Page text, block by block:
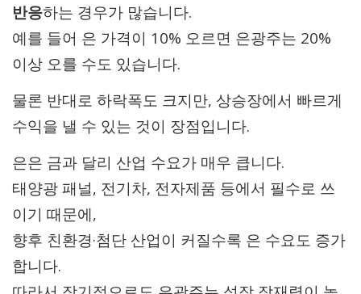
반응하는 경우가 많습니다.
예를 들어 은 가격이 10% 오르면 은광주는 20%
이상 오를 수도 있습니다.
물론 반대로 하락폭도 크지만, 상승장에서 빠르게
수익을 낼 수 있는 것이 장점입니다.
은은 금과 달리 산업 수요가 매우 큽니다.
태양광 패널, 전기차, 전자제품 등에서 필수로 쓰
이기 때문에,
향후 친환경·첨단 산업이 커질수록 은 수요도 증가
합니다.